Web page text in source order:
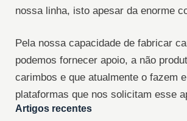
nossa linha, isto apesar da enorme
Pela nossa capacidade de fabricar
podemos fornecer apoio, a não
carimbos e que atualmente o fazem
plataformas que nos solicitam esse
Artigos recentes